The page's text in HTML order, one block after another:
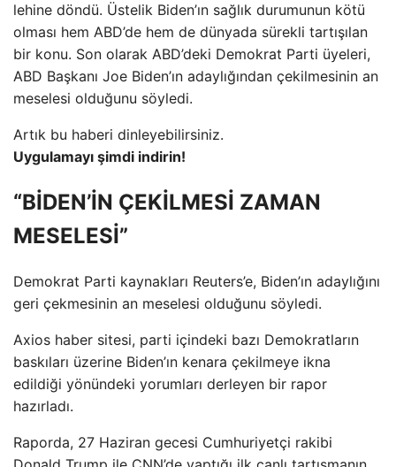
lehine döndü. Üstelik Biden’ın sağlık durumunun kötü
olması hem ABD’de hem de dünyada sürekli tartışılan
bir konu. Son olarak ABD’deki Demokrat Parti üyeleri,
ABD Başkanı Joe Biden’ın adaylığından çekilmesinin an
meselesi olduğunu söyledi.
Artık bu haberi dinleyebilirsiniz.
Uygulamayı şimdi indirin!
“BİDEN’İN ÇEKİLMESİ ZAMAN
MESELESİ”
Demokrat Parti kaynakları Reuters’e, Biden’ın adaylığını
geri çekmesinin an meselesi olduğunu söyledi.
Axios haber sitesi, parti içindeki bazı Demokratların
baskıları üzerine Biden’ın kenara çekilmeye ikna
edildiği yönündeki yorumları derleyen bir rapor
hazırladı.
Raporda, 27 Haziran gecesi Cumhuriyetçi rakibi